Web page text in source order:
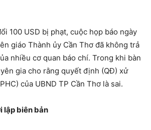
100 USD bị phạt, cuộc họp báo ngày
giáo Thành ủy Cần Thơ đã không trả
nhiều cơ quan báo chí. Trong khi bàn
gia cho rằng quyết định (QĐ) xử
của UBND TP Cần Thơ là sai.
lập biên bản